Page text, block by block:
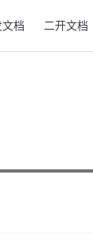
档 二开文档